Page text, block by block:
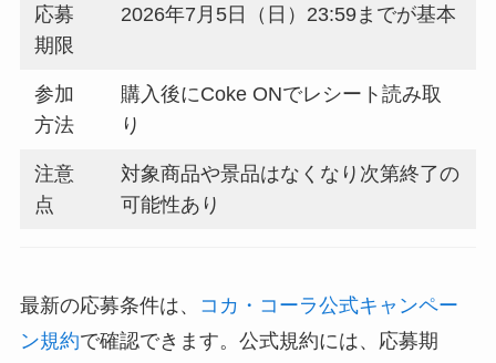
応募
期限
2026年7月5日（日）23:59までが基本
参加
方法
購入後にCoke ONでレシート読み取
り
注意
点
対象商品や景品はなくなり次第終了の
可能性あり
最新の応募条件は、
コカ・コーラ公式キャンペー
ン規約で確認できます。公式規約には、応募期